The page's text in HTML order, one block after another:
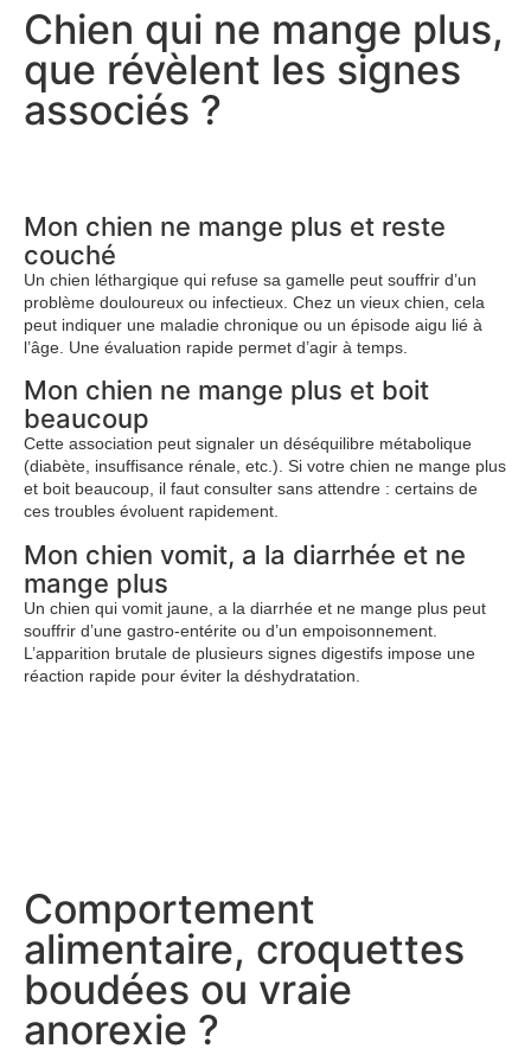
Chien qui ne mange plus,
que révèlent les signes
associés ?
Mon chien ne mange plus et reste
couché
Un chien léthargique qui refuse sa gamelle peut souffrir d’un
problème douloureux ou infectieux. Chez un vieux chien, cela
peut indiquer une maladie chronique ou un épisode aigu lié à
l’âge. Une évaluation rapide permet d’agir à temps.
Mon chien ne mange plus et boit
beaucoup
Cette association peut signaler un déséquilibre métabolique
(diabète, insuffisance rénale, etc.). Si votre chien ne mange plus
et boit beaucoup, il faut consulter sans attendre : certains de
ces troubles évoluent rapidement.
Mon chien vomit, a la diarrhée et ne
mange plus
Un chien qui vomit jaune, a la diarrhée et ne mange plus peut
souffrir d’une gastro-entérite ou d’un empoisonnement.
L’apparition brutale de plusieurs signes digestifs impose une
réaction rapide pour éviter la déshydratation.
Comportement
alimentaire, croquettes
boudées ou vraie
anorexie ?